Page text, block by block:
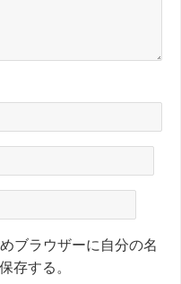
ブラウザーに自分の名
存する。